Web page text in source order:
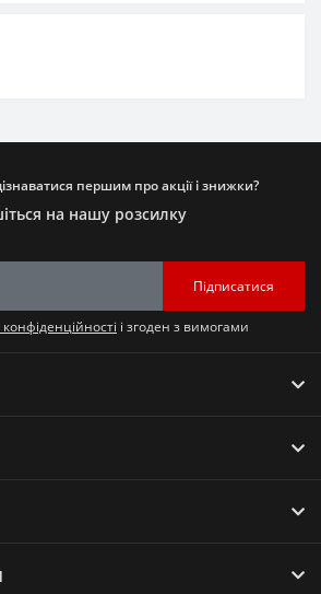
першим про акції і знижки?
на нашу розсилку
Підписатися
і згоден з вимогами